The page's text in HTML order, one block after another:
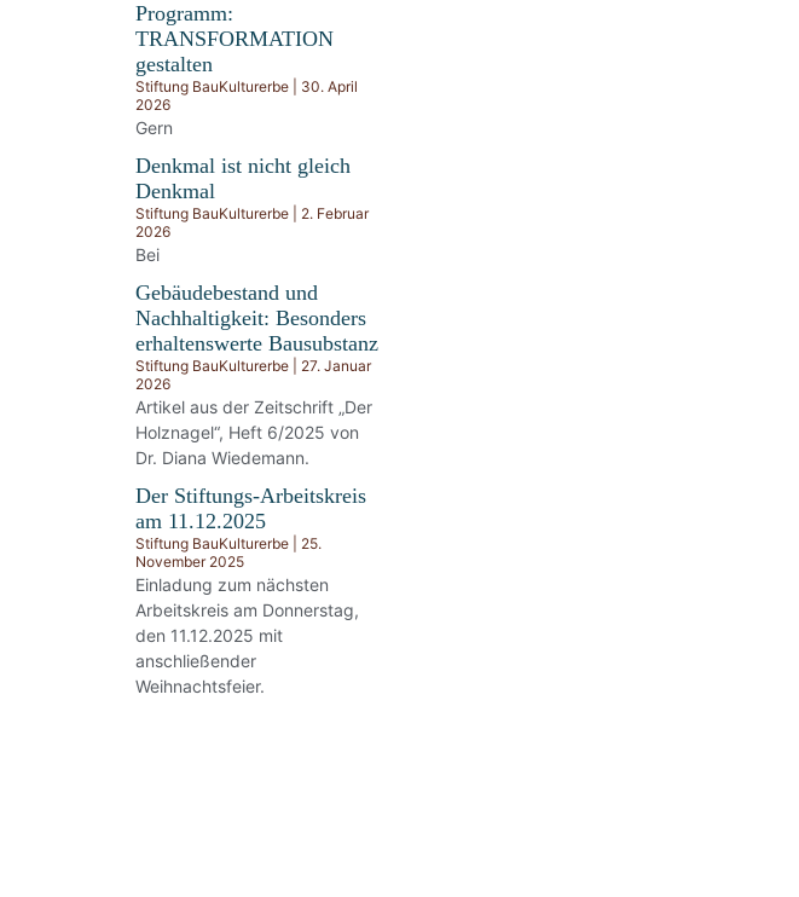
Programm:
TRANSFORMATION
gestalten
Stiftung BauKulturerbe
30. April
2026
Gern
Denkmal ist nicht gleich
Denkmal
Stiftung BauKulturerbe
2. Februar
2026
Bei
Gebäudebestand und
Nachhaltigkeit: Besonders
erhaltenswerte Bausubstanz
Stiftung BauKulturerbe
27. Januar
2026
Artikel aus der Zeitschrift „Der
Holznagel“, Heft 6/2025 von
Dr. Diana Wiedemann.
Der Stiftungs-Arbeitskreis
am 11.12.2025
Stiftung BauKulturerbe
25.
November 2025
Einladung zum nächsten
Arbeitskreis am Donnerstag,
den 11.12.2025 mit
anschließender
Weihnachtsfeier.